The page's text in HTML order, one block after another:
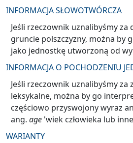
INFORMACJA SŁOWOTWÓRCZA
Jeśli rzeczownik uznalibyśmy za
gruncie polszczyzny, można by
jako jednostkę utworzoną od
INFORMACJA O POCHODZENIU
Jeśli rzeczownik uznalibyśmy za
leksykalne, można by go
częściowo przyswojony wyraz
ang. age 'wiek człowieka lub
WARIANTY